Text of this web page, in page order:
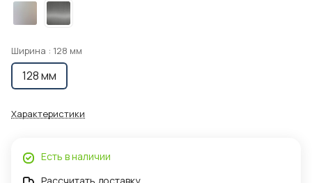
Ширина : 128 мм
128 мм
Характеристики
Есть в наличии